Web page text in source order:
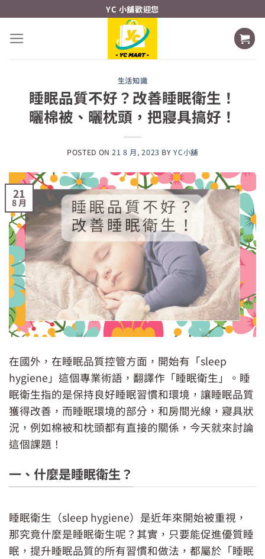
content
YC 小舖歡迎您
生活知識
睡眠品質不好？改善睡眠衛生！
曬棉被、曬枕頭，把寢具搞好！
POSTED ON21 8 月, 2023 BYYC小舖
21
8 月
在國外，在睡眠品質控管方面，開始有「sleep
hygiene」這個專業術語，翻譯作「睡眠衛生」。睡
眠衛生指的是保持良好睡眠習慣和環境，讓睡眠品質
獲得改善，而睡眠環境的部分，和房間光線，寢具狀
況，例如棉被和枕頭都有直接的關係，今天就來討論
這個課題！
一、什麼是睡眠衛生？
睡眠衛生（sleep hygiene）是近年來開始被重視，
那究竟什麼是睡眠衛生呢？其實，只要能促進優質睡
眠，提升睡眠品質的所有習慣和做法，都屬於「睡眠